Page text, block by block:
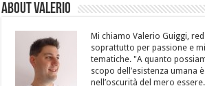
About Valerio
Mi chiamo Valerio Guiggi,
soprattutto per passione e
tematiche. "A quanto
scopo dell’esistenza umana
nell’oscurità del mero